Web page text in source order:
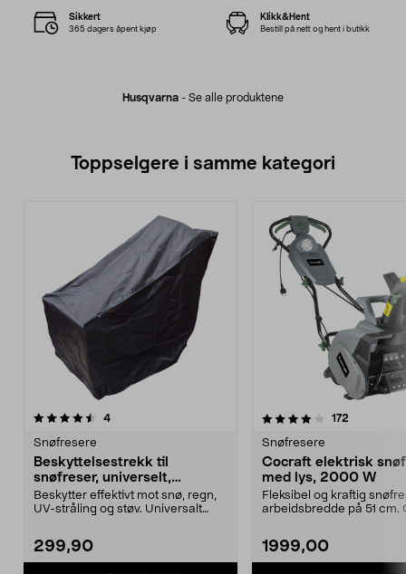
Husqvarna - Se alle produktene
Sikkert
365 dagers åpent kjøp
Klikk&Hent
Bestill på nett og hent i butikk
Toppselgere i samme kategori
4anmeldelser
Snøfresere
Beskyttelsestrekk til
snøfreser, universelt,
120x81x101 cm
Beskytter effektivt mot snø, regn,
UV-stråling og støv. Universalt
299,90
4.0 av 5 stjerner 172
Snøfresere
Cocraft elektrisk
med lys, 2000 W
Fleksibel og kraftig
arbeidsbredde på 51 cm.
1999,00
4.5 av 5 stjerner